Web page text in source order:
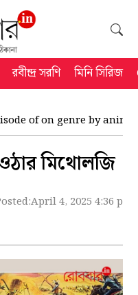
রবীন্দ্র সরণি মিনি সিরিজ
of on genre by
মিথোলজি
April 4, 2025 4:36 pm